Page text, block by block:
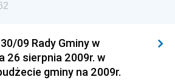
09 Rady Gminy w
26 sierpnia 2009r. w
gminy na 2009r.